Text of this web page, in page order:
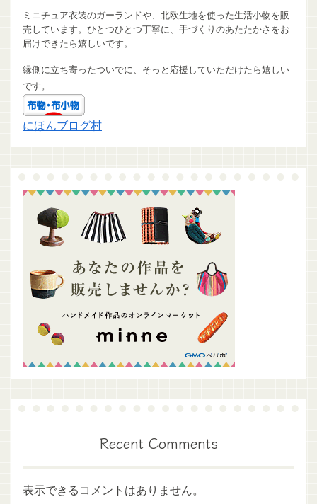
ミニチュア衣装のガーランドや、北欧生地を使った生活小物を販
売しています。ひとつひとつ丁寧に、手づくりのあたたかさをお
届けできたら嬉しいです。
縁側に立ち寄ったついでに、そっと応援していただけたら嬉しい
です。
にほんブログ村
Recent Comments
表示できるコメントはありません。